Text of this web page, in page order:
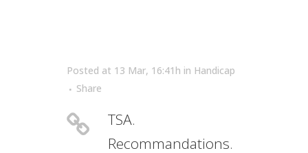
Posted at 13 Mar, 16:41h in Handicap
Share
TSA.
Recommandations.